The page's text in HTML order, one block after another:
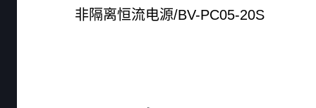
非隔离恒流电源/BV-PC05-20S